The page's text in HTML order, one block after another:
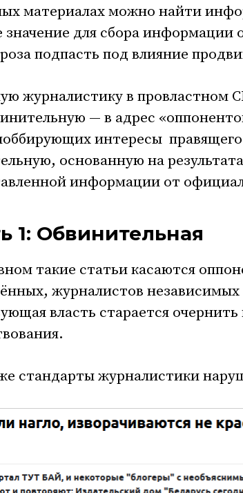
материалах можно найти
значение для сбора информации
подпасть под влияние
журналистику в провластном
— в адрес
интересы
основанную на
информации от
1: Обвинительная
такие статьи касаются
журналистов независимых
власть старается очернить
стандарты журналистики